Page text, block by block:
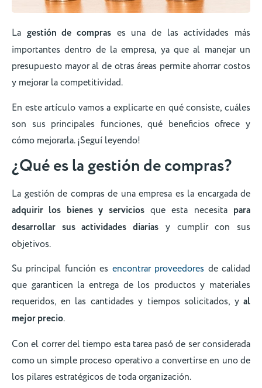
La gestión de compras es una de las actividades más
importantes dentro de la empresa, ya que al manejar un
presupuesto mayor al de otras áreas permite ahorrar costos
y mejorar la competitividad.
En este artículo vamos a explicarte en qué consiste, cuáles
son sus principales funciones, qué beneficios ofrece y
cómo mejorarla. ¡Seguí leyendo!
¿Qué es la gestión de compras?
La gestión de compras de una empresa es la encargada de
adquirir los bienes y serviciosque esta necesita para
desarrollar sus actividades diarias y cumplir con sus
objetivos.
Su principal función es encontrar proveedores de calidad
que garanticen la entrega de los productos y materiales
requeridos, en las cantidades y tiempos solicitados, y al
mejor precio.
Con el correr del tiempo esta tarea pasó de ser considerada
como un simple proceso operativo a convertirse en uno de
los pilares estratégicos de toda organización.